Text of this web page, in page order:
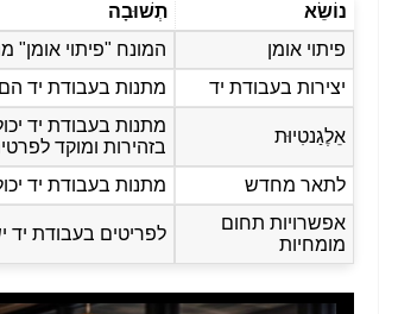
נוֹשֵׂא
תְשׁוּבָה
פיתוי אומן
המונח "פיתוי אומן"
יצירות בעבודת יד
מתנות בעבודת יד הם
אֵלֶגַנטִיוּת
מתנות בעבודת יד
בזהירות ומוקד
לתאר מחדש
מתנות בעבודת יד
אפשרויות תחום
מומחיות
לפריטים בעבודת יד